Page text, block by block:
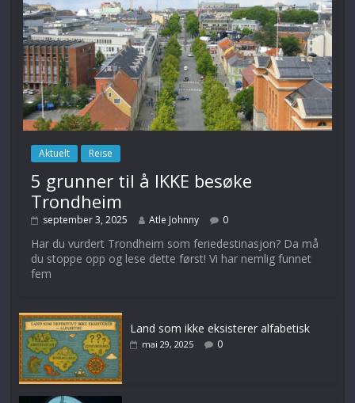
Aktuelt Reise
5 grunner til å IKKE besøke
Trondheim
september 3, 2025 Atle Johnny 0
Har du vurdert Trondheim som feriedestinasjon? Da må
du stoppe opp og lese dette først! Vi har nemlig funnet
fem
Land som ikke eksisterer alfabetisk
mai 29, 2025 0